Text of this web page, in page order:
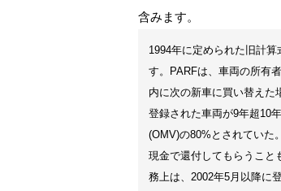
含みます。
1994年に定められた旧計
す。PARFは、車両の所有
内に次の新車に買い替えた
登録された車両が9年超10
(OMV)の80%とされていた
現金で還付してもらうこと
務上は、2002年5月以降に